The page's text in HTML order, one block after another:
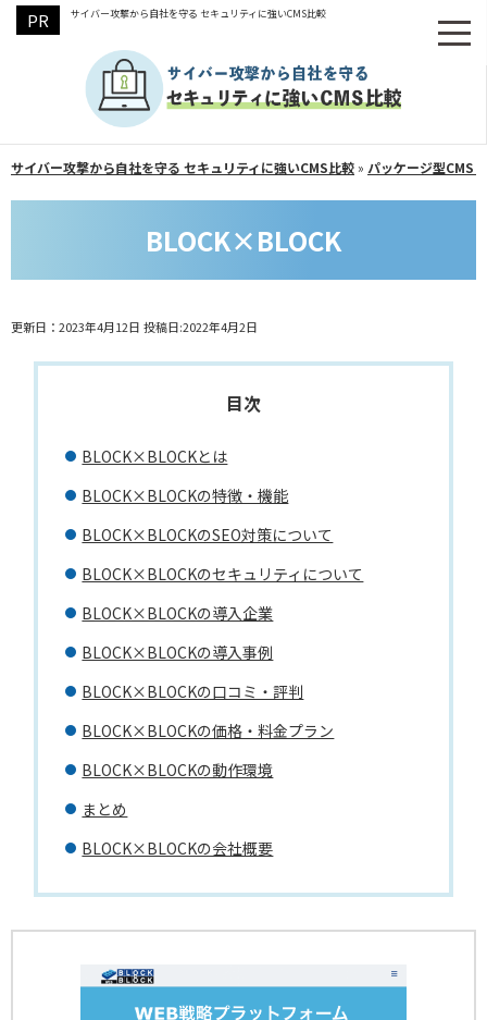
サイバー攻撃から自社を守る セキュリティに強いCMS比較
サイバー攻撃から自社を守る セキュリティに強いCMS比較 » パッケージ型CMS
BLOCK×BLOCK
更新日：2023年4月12日 投稿日:2022年4月2日
BLOCK×BLOCKとは
BLOCK×BLOCKの特徴・機能
BLOCK×BLOCKのSEO対策について
BLOCK×BLOCKのセキュリティについて
BLOCK×BLOCKの導入企業
BLOCK×BLOCKの導入事例
BLOCK×BLOCKの口コミ・評判
BLOCK×BLOCKの価格・料金プラン
BLOCK×BLOCKの動作環境
まとめ
BLOCK×BLOCKの会社概要